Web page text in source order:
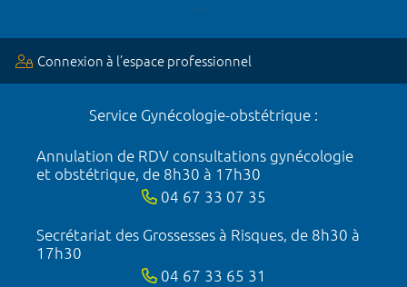
Connexion à l’espace professionnel
Service Gynécologie-obstétrique :
Annulation de RDV consultations gynécologie
et obstétrique, de 8h30 à 17h30
04 67 33 07 35
Secrétariat des Grossesses à Risques, de 8h30 à
17h30
04 67 33 65 31